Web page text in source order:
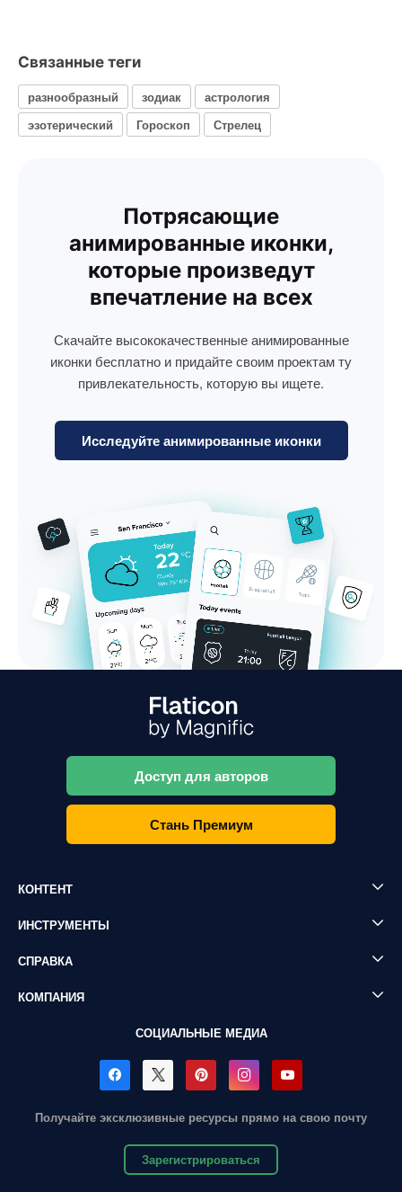
Связанные теги
разнообразный зодиак
астрология
эзотерический
Гороскоп Стрелец
Потрясающие
анимированные иконки,
которые произведут
впечатление на всех
Скачайте высококачественные анимированные
иконки бесплатно и придайте своим проектам ту
привлекательность, которую вы ищете.
Исследуйте анимированные иконки
Доступ для авторов
Стань Премиум
КОНТЕНТ
ИНСТРУМЕНТЫ
СПРАВКА
КОМПАНИЯ
СОЦИАЛЬНЫЕ МЕДИА
Получайте эксклюзивные ресурсы прямо на свою почту
Зарегистрироваться